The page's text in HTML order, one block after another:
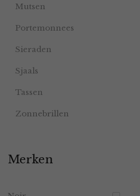
Mutsen
Portemonnees
Sieraden
Sjaals
Tassen
Zonnebrillen
Merken